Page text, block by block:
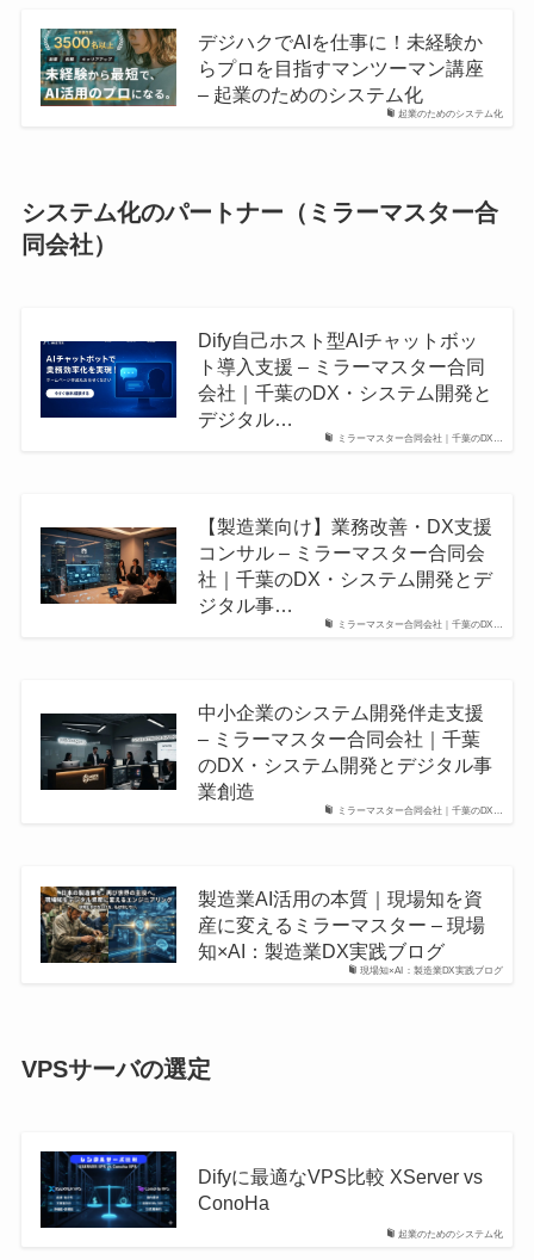
起業のためのシステム化
デジハクでAIを仕事に！未経験か
らプロを目指すマンツーマン講座
– 起業のためのシステム化
システム化のパートナー（ミラーマスター合
同会社）
ミラーマスター合同会社｜千葉のDX…
Dify自己ホスト型AIチャットボッ
ト導入支援 – ミラーマスター合同
会社｜千葉のDX・システム開発と
デジタル…
ミラーマスター合同会社｜千葉のDX…
【製造業向け】業務改善・DX支援
コンサル – ミラーマスター合同会
社｜千葉のDX・システム開発とデ
ジタル事…
ミラーマスター合同会社｜千葉のDX…
中小企業のシステム開発伴走支援
– ミラーマスター合同会社｜千葉
のDX・システム開発とデジタル事
業創造
現場知×AI：製造業DX実践ブログ
製造業AI活用の本質｜現場知を資
産に変えるミラーマスター – 現場
知×AI：製造業DX実践ブログ
VPSサーバの選定
起業のためのシステム化
Difyに最適なVPS比較 XServer vs
ConoHa